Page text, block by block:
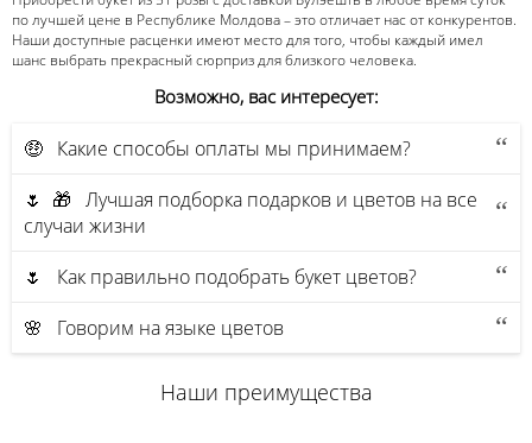
по лучшей цене в Республике Молдова – это отличает нас от конкурентов.
Наши доступные расценки имеют место для того, чтобы каждый имел
шанс выбрать прекрасный сюрприз для близкого человека.
Возможно, вас интересует:
🤑 Какие способы оплаты мы принимаем?
🌷 🎁 Лучшая подборка подарков и цветов на все
случаи жизни
🌷 Как правильно подобрать букет цветов?
🌸 Говорим на языке цветов
Наши преимущества